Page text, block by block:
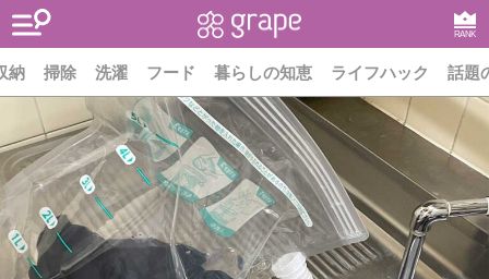
RANK
納 掃除 洗濯 フード 暮らしの知恵 ライフハック 話題